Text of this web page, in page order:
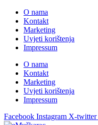
O nama
Kontakt
Marketing
Uvjeti korištenja
Impressum
O nama
Kontakt
Marketing
Uvjeti korištenja
Impressum
Facebook Instagram X-twitter